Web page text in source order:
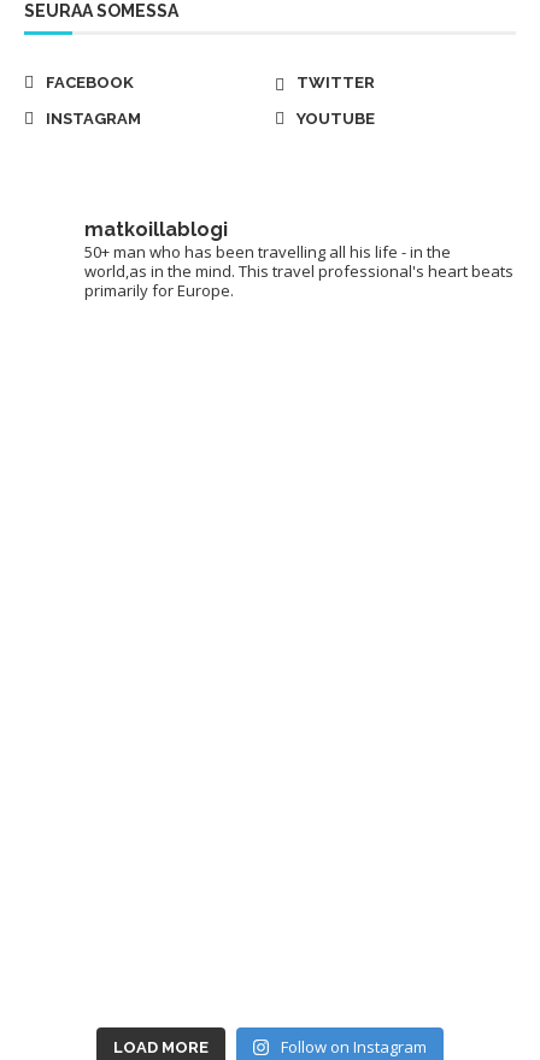
SEURAA SOMESSA
FACEBOOK
TWITTER
INSTAGRAM
YOUTUBE
matkoillablogi
50+ man who has been travelling all his life - in the
world,as in the mind. This travel professional's heart beats
primarily for Europe.
LOAD MORE Follow on Instagram